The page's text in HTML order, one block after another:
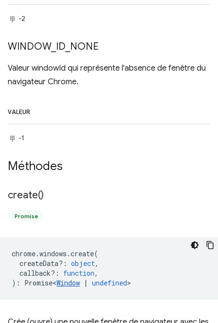
-2
WINDOW_ ID NONE
Valeur windowId qui représente l'absence de fenêtre du
navigateur Chrome.
VALEUR
-1
Méthodes
create()
Promise
chrome.windows .create(
createData? : object,
callback? : function,
) : Promise<Window | undefined>